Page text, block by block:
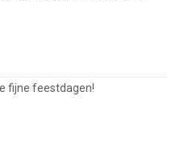
fijne feestdagen!